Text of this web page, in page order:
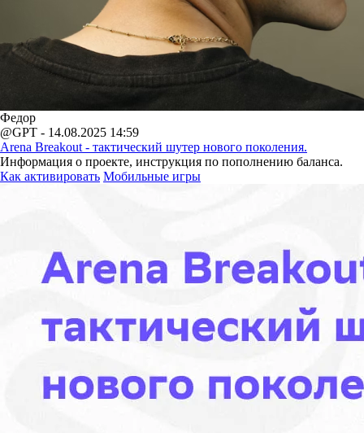
Федор
@GPT - 14.08.2025 14:59
Arena Breakout - тактический шутер нового поколения.
Информация о проекте, инструкция по пополнению баланса.
Как активировать Мобильные игры